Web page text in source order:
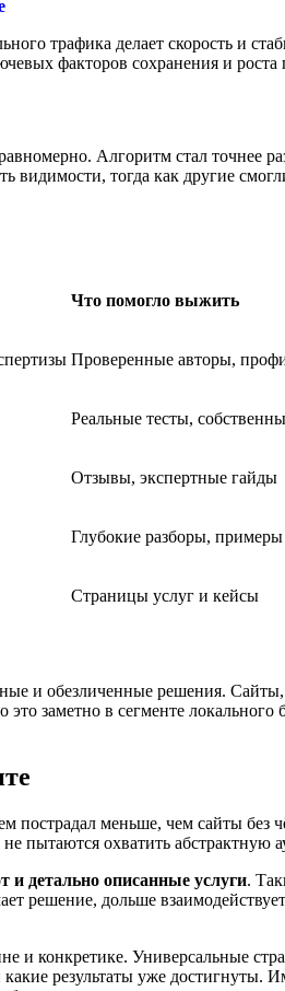
трафика делает скорость и
факторов сохранения и роста
Алгоритм стал точнее
видимости, тогда как другие
Что помогло выжить
Проверенные авторы,
Реальные тесты,
Отзывы, экспертные гайды
Глубокие разборы, примеры
Страницы услуг и кейсы
и обезличенные решения.
заметно в сегменте локального
пострадал меньше, чем сайты
пытаются охватить абстрактную
детально описанные услуги.
решение, дольше
и конкретике. Универсальные
результаты уже достигнуты.